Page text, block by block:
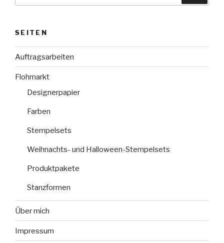
SEITEN
Auftragsarbeiten
Flohmarkt
Designerpapier
Farben
Stempelsets
Weihnachts- und Halloween-Stempelsets
Produktpakete
Stanzformen
Über mich
Impressum